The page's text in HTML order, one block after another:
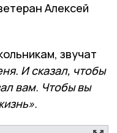
Алексей
звучат
И сказал, чтобы
вам. Чтобы вы